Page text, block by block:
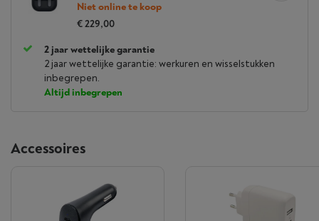
Niet online te koop
€ 229,00
2 jaar wettelijke garantie
2 jaar wettelijke garantie: werkuren en wisselstukken
inbegrepen.
Altijd inbegrepen
Accessoires